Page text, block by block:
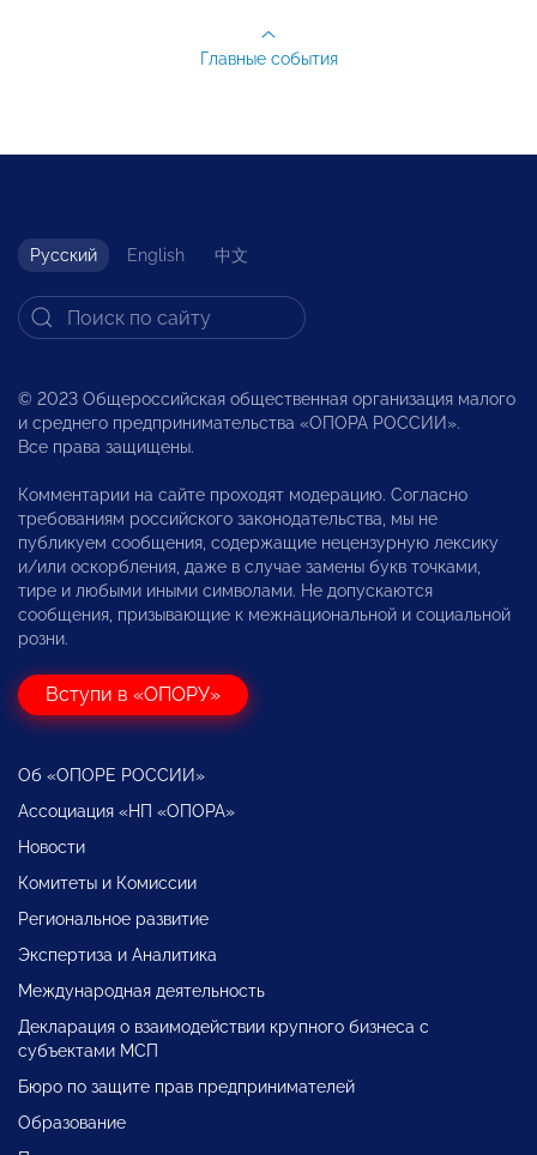
Главные события
Русский English 中文
© 2023 Общероссийская общественная организация малого
и среднего предпринимательства «ОПОРА РОССИИ».
Все права защищены.
Комментарии на сайте проходят модерацию. Согласно
требованиям российского законодательства, мы не
публикуем сообщения, содержащие нецензурную лексику
и/или оскорбления, даже в случае замены букв точками,
тире и любыми иными символами. Не допускаются
сообщения, призывающие к межнациональной и социальной
розни.
Вступи в «ОПОРУ»
Об «ОПОРЕ РОССИИ»
Ассоциация «НП «ОПОРА»
Новости
Комитеты и Комиссии
Региональное развитие
Экспертиза и Аналитика
Международная деятельность
Декларация о взаимодействии крупного бизнеса с
субъектами МСП
Бюро по защите прав предпринимателей
Образование